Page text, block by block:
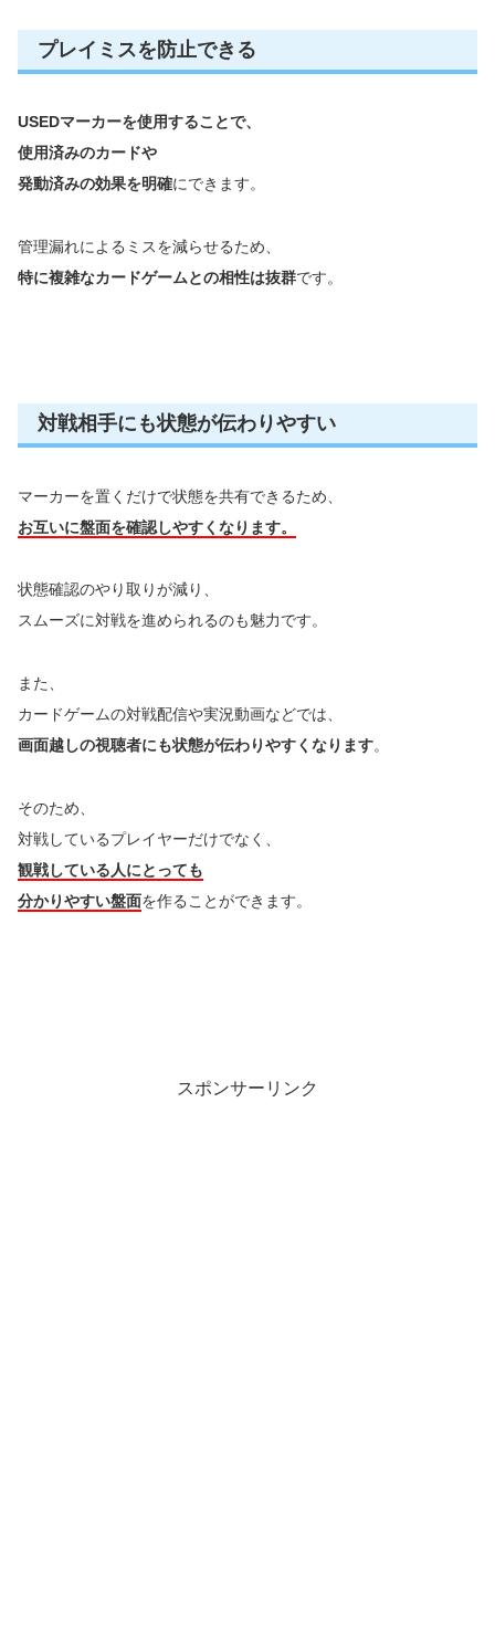
プレイミスを防止できる
USEDマーカーを使用することで、
使用済みのカードや
発動済みの効果を明確にできます。
管理漏れによるミスを減らせるため、
特に複雑なカードゲームとの相性は抜群です。
対戦相手にも状態が伝わりやすい
マーカーを置くだけで状態を共有できるため、
お互いに盤面を確認しやすくなります。
状態確認のやり取りが減り、
スムーズに対戦を進められるのも魅力です。
また、
カードゲームの対戦配信や実況動画などでは、
画面越しの視聴者にも状態が伝わりやすくなります。
そのため、
対戦しているプレイヤーだけでなく、
観戦している人にとっても
分かりやすい盤面を作ることができます。
スポンサーリンク